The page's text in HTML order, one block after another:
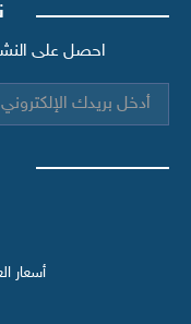
احصل على
أسعار